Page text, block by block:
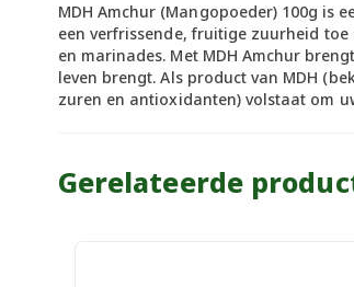
MDH Amchur (Mangopoeder) 100g is
een verfrissende, fruitige zuurheid
en marinades. Met MDH Amchur
leven brengt. Als product van MDH
zuren en antioxidanten) volstaat om
Gerelateerde